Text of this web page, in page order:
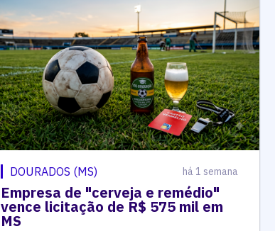
DOURADOS (MS) há 1 semana
Empresa de "cerveja e remédio"
vence licitação de R$ 575 mil em
MS